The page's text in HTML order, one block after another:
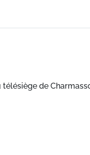
de